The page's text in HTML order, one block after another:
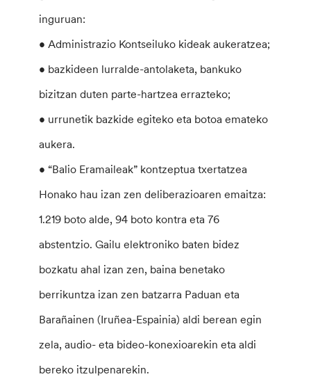
inguruan:
• Administrazio Kontseiluko kideak aukeratzea;
• bazkideen lurralde-antolaketa, bankuko
bizitzan duten parte-hartzea errazteko;
• urrunetik bazkide egiteko eta botoa emateko
aukera.
• “Balio Eramaileak” kontzeptua txertatzea
Honako hau izan zen deliberazioaren emaitza:
1.219 boto alde, 94 boto kontra eta 76
abstentzio. Gailu elektroniko baten bidez
bozkatu ahal izan zen, baina benetako
berrikuntza izan zen batzarra Paduan eta
Barañainen (Iruñea-Espainia) aldi berean egin
zela, audio- eta bideo-konexioarekin eta aldi
bereko itzulpenarekin.